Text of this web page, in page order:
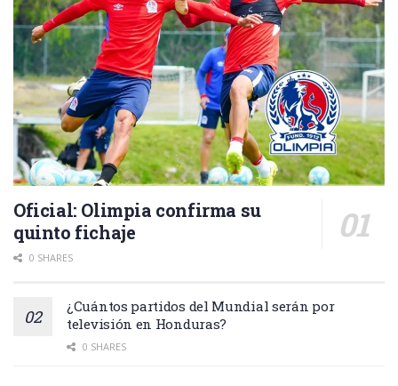
Oficial: Olimpia confirma su
quinto fichaje
0 SHARES
¿Cuántos partidos del Mundial serán por
televisión en Honduras?
0 SHARES